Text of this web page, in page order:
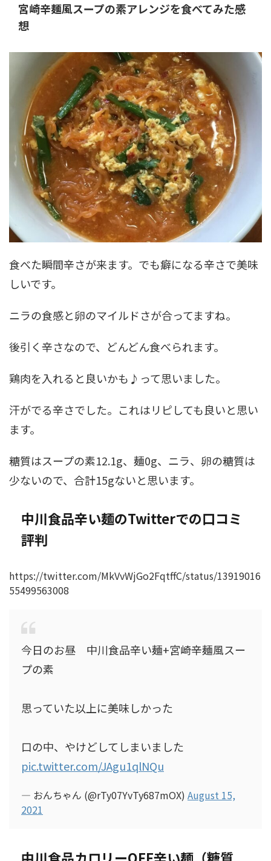
宮崎辛麺風スープの素アレンジを食べてみた感
想
食べた瞬間辛さが来ます。でも癖になる辛さで美味
しいです。
ニラの食感と卵のマイルドさが合ってますね。
後引く辛さなので、どんどん食べられます。
鶏肉を入れると良いかも♪って思いました。
汗がでる辛さでした。これはリピしても良いと思い
ます。
糖質はスープの素12.1g、麺0g、ニラ、卵の糖質は
少ないので、合計15gないと思います。
中川食品辛い麺のTwitterでの口コミ
評判
https://twitter.com/MkVvWjGo2FqtffC/status/13919016
55499563008
今日のお昼 中川食品辛い麺+宮崎辛麺風スー
プの素
思っていた以上に美味しかった
口の中、やけどしてしまいました
pic.twitter.com/JAgu1qlNQu
— おんちゃん (@rTy07YvTy687mOX) August 15,
2021
中川食品カロリーOFF辛い麺（糖質